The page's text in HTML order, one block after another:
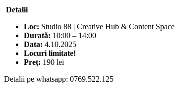
Detalii
Loc: Studio 88 | Creative Hub & Content Space
Durată: 10:00 – 14:00
Data: 4.10.2025
Locuri limitate!
Preț: 190 lei
Detalii pe whatsapp: 0769.522.125